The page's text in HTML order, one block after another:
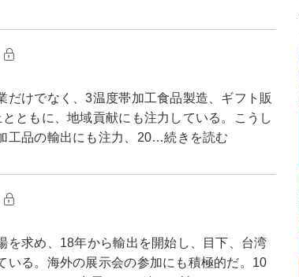
けでなく、3温度帯加工食品製造、ギフト販
ともに、地域貢献にも注力している。こうし
工品の輸出にも注力、20…続きを読む
求め、18年から輸出を開始し、目下、台湾
いる。海外の展示会の参加にも積極的だ。10